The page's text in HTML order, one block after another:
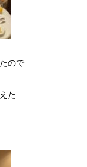
ので
た